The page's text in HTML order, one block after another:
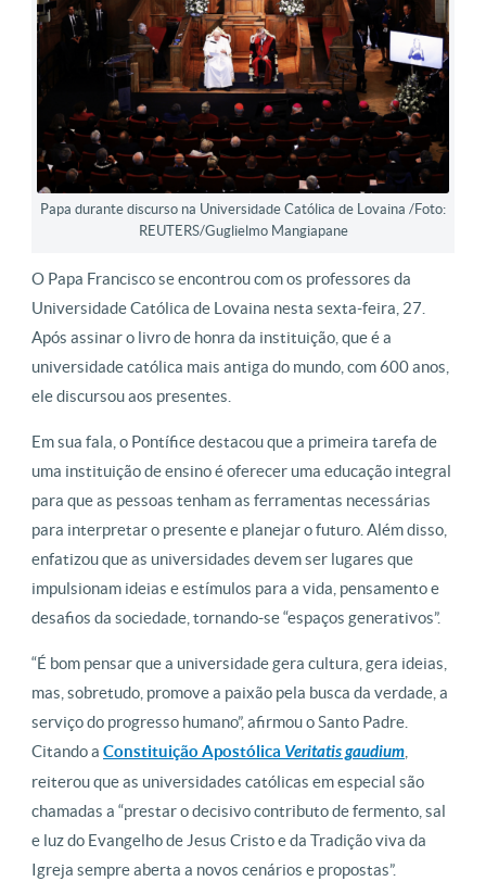
Papa durante discurso na Universidade Católica de Lovaina /Foto:
REUTERS/Guglielmo Mangiapane
O Papa Francisco se encontrou com os professores da
Universidade Católica de Lovaina nesta sexta-feira, 27.
Após assinar o livro de honra da instituição, que é a
universidade católica mais antiga do mundo, com 600 anos,
ele discursou aos presentes.
Em sua fala, o Pontífice destacou que a primeira tarefa de
uma instituição de ensino é oferecer uma educação integral
para que as pessoas tenham as ferramentas necessárias
para interpretar o presente e planejar o futuro. Além disso,
enfatizou que as universidades devem ser lugares que
impulsionam ideias e estímulos para a vida, pensamento e
desafios da sociedade, tornando-se “espaços generativos”.
“É bom pensar que a universidade gera cultura, gera ideias,
mas, sobretudo, promove a paixão pela busca da verdade, a
serviço do progresso humano”, afirmou o Santo Padre.
Citando a Constituição Apostólica Veritatis gaudium
reiterou que as universidades católicas em especial são
chamadas a “prestar o decisivo contributo de fermento, sal
e luz do Evangelho de Jesus Cristo e da Tradição viva da
Igreja sempre aberta a novos cenários e propostas”.